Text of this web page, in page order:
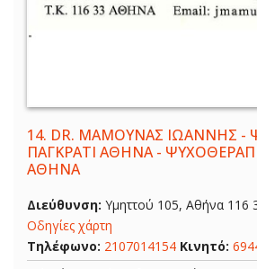
14. DR. ΜΑΜΟΥΝΑΣ ΙΩΑΝΝΗΣ -
ΠΑΓΚΡΑΤΙ ΑΘΗΝΑ -
ΑΘΗΝΑ
Διεύθυνση: Υμηττού 105, Αθήνα 116
Οδηγίες χάρτη
Τηλέφωνο: 2107014154 Κινητό: